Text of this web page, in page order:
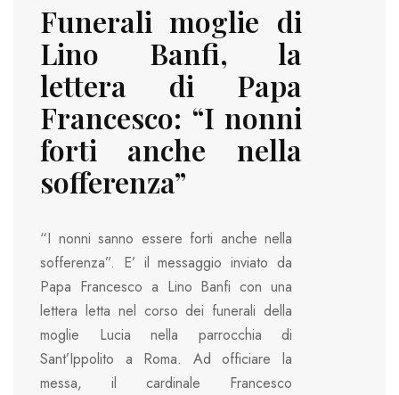
Funerali moglie di
Lino Banfi, la
lettera di Papa
Francesco: “I nonni
forti anche nella
sofferenza”
“I nonni sanno essere forti anche nella
sofferenza”. E’ il messaggio inviato da
Papa Francesco a Lino Banfi con una
lettera letta nel corso dei funerali della
moglie Lucia nella parrocchia di
Sant’Ippolito a Roma. Ad officiare la
messa, il cardinale Francesco